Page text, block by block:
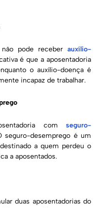
pode receber auxílio-
é que a aposentadoria
o auxílio-doença é
incapaz de trabalhar.
com seguro-
seguro-desemprego é um
a quem perdeu o
a aposentados.
duas aposentadorias do